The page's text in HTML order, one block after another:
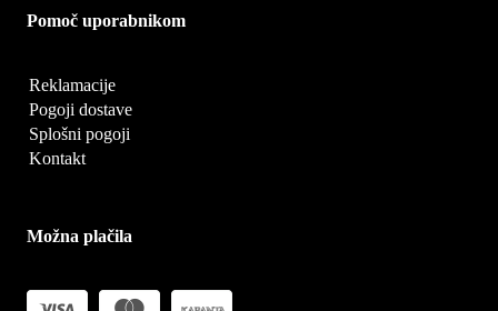
Pomoč uporabnikom
Reklamacije
Pogoji dostave
Splošni pogoji
Kontakt
Možna plačila